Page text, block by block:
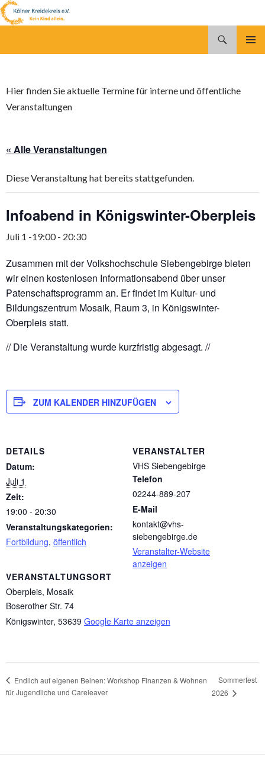
Hier finden Sie aktuelle Termine für interne und öffentliche
Veranstaltungen
« Alle Veranstaltungen
Diese Veranstaltung hat bereits stattgefunden.
Infoabend in Königswinter-Oberpleis
Juli 1 -19:00- 20:30
Zusammen mit der Volkshochschule Siebengebirge bieten
wir einen kostenlosen Informationsabend über unser
Patenschaftsprogramm an. Er findet im Kultur- und
Bildungszentrum Mosaik, Raum 3, in Königswinter-
Oberpleis statt.
// Die Veranstaltung wurde kurzfristig abgesagt. //
ZUM KALENDER HINZUFÜGEN
DETAILS
Datum:
Juli 1
Zeit:
19:00 - 20:30
Veranstaltungskategorien:
Fortbildung, öffentlich
VERANSTALTUNGSORT
Oberpleis, Mosaik
Boserother Str. 74
Königswinter, 53639 Google Karte anzeigen
VERANSTALTER
VHS Siebengebirge
Telefon
02244-889-207
E-Mail
kontakt@vhs-
siebengebirge.de
Veranstalter-Website
anzeigen
Endlich auf eigenen Beinen: Workshop Finanzen & Wohnen
für Jugendliche und Careleaver
Sommerfest
2026